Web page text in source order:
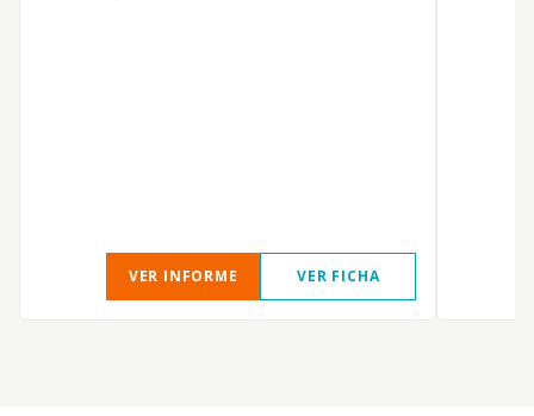
VER INFORME VER FICHA